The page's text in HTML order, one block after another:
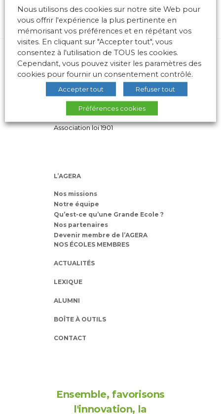
10 place des Archives – Bât G –
69288 LYON Cedex 02
Association loi 1901
L’AGERA
Nos missions
Notre équipe
Qu’est-ce qu’une Grande Ecole ?
Nos partenaires
Devenir membre de l’AGERA
NOS ÉCOLES MEMBRES
ACTUALITÉS
LEXIQUE
ALUMNI
BOÎTE À OUTILS
CONTACT
Ensemble, favorisons
l'innovation, la
Nous utilisons des cookies sur notre site Web pour
vous offrir l'expérience la plus pertinente en
mémorisant vos préférences et en répétant vos
visites. En cliquant sur "Accepter tout", vous
consentez à l'utilisation de TOUS les cookies.
Cependant, vous pouvez visiter les paramètres des
cookies pour fournir un consentement contrôlé.
Accepter tout Refuser tout
Préférences cookies